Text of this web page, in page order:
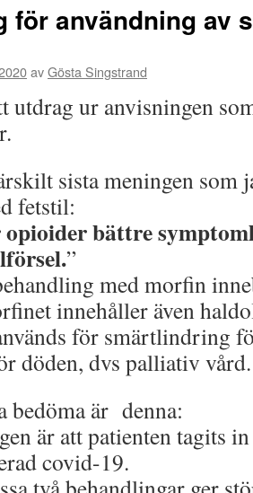
för användning av
avGösta Singstrand
utdrag ur anvisningen
sista meningen som
fetstil:
bättre
”
med morfin
innehåller även
för smärtlindring
döden, dvs palliativ vård.
bedöma är denna:
är att patienten tagits
covid-19.